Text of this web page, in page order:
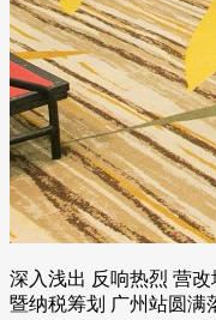
深入浅出 反响热烈 营
暨纳税筹划 广州站圆满